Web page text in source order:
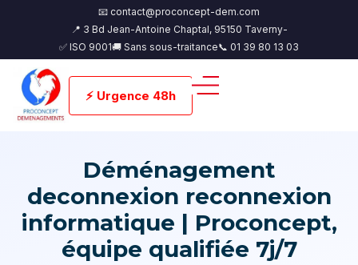
📧 contact@proconcept-dem.com
📍 3 Bd Jean-Antoine Chaptal, 95150 Taverny-
✅ ISO 9001🚚 Sans sous-traitance📞 01 39 80 13 03
⚡ Urgence 48h
Déménagement
deconnexion reconnexion
informatique | Proconcept,
équipe qualifiée 7j/7